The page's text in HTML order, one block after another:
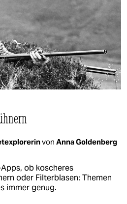
von Anna Goldenberg
ob koscheres
oder Filterblasen: Themen
immer genug.